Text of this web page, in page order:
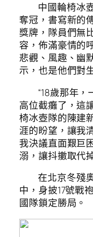
中國輪椅冰
奪冠，書寫新的
獎牌，隊員們無
容，佈滿豪情的
悲觀、風趣、幽
示，也是他們對
“18歲那年
高位截癱了，這
椅冰壺隊的陳建
涯的盼望，讓我
我決議直面艱巨
溺，讓抖擻取代
在北京冬殘
中，身披17號戰
國隊鎖定勝局。